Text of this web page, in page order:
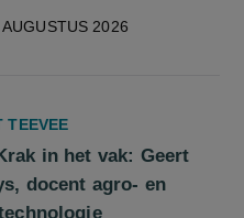
AUGUSTUS 2026
TEEVEE
in het vak: Geert
docent agro- en